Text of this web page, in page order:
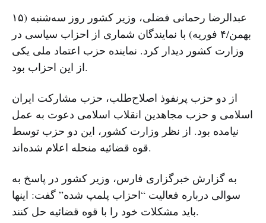
عبدالرضا رحمانی فضلی، وزیر کشور روز سه‌شنبه (۱۵
بهمن/۴ فوریه) با نمایندگان شماری از احزاب سیاسی در
وزارت کشور دیدار کرد. نماینده حزب اعتماد ملی یکی
از این احزاب بود.
از دو حزب پرنفوذ اصلاح‌طلب، حزب مشارکت ایران
اسلامی و حزب مجاهدین انقلاب اسلامی دعوت به عمل
نیامده بود. از نظر وزارت کشور، این دو حزب توسط
قوه قضائیه منحله اعلام شده‌اند.
به گزارش خبرگزاری فارس، وزیر کشور در پاسخ به
سوالی درباره فعالیت “احزاب پلمپ شده” گفت: اینها
باید مشکلات خود را با قوه قضائیه حل کنند.